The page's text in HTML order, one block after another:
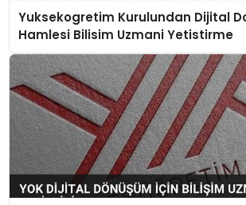
Yuksekogretim Kurulundan Dijital
Hamlesi Bilisim Uzmani Yetistirme